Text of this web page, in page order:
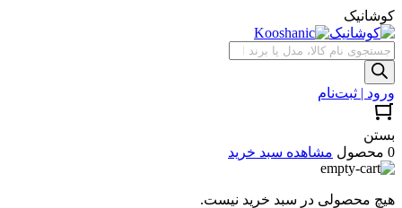
کوشانیک
جستجوی
محصولات
ورود | ثبت‌نام
بستن
0 محصول
مشاهده سبد خرید
هیچ محصولی در سبد خرید نیست.